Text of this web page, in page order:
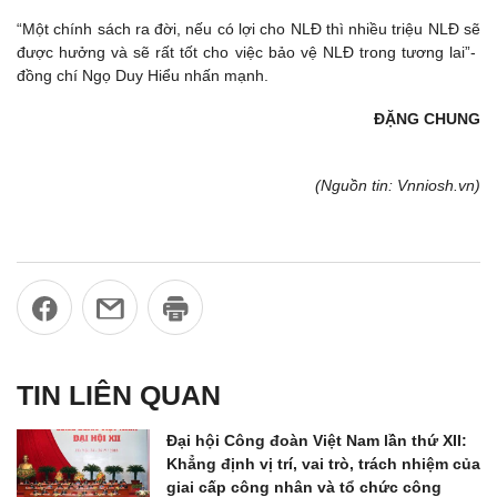
“Một chính sách ra đời, nếu có lợi cho NLĐ thì nhiều triệu NLĐ sẽ
được hưởng và sẽ rất tốt cho việc bảo vệ NLĐ trong tương lai”-
đồng chí Ngọ Duy Hiểu nhấn mạnh.
ĐẶNG CHUNG
(Nguồn tin: Vnniosh.vn)
TIN LIÊN QUAN
Đại hội Công đoàn Việt Nam lần thứ XII:
Khẳng định vị trí, vai trò, trách nhiệm của
giai cấp công nhân và tổ chức công